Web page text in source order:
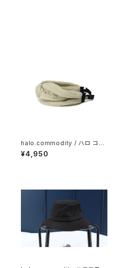
halo.commodity / ハロ コモ
ディティCuddly Band / Ivory
¥4,950